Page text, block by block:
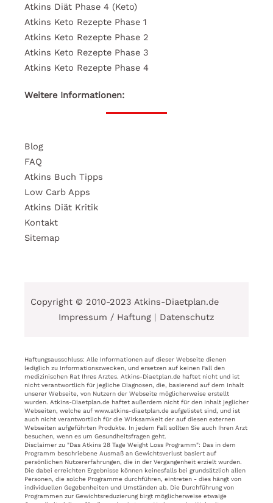
Atkins Diät Phase 4 (Keto)
Atkins Keto Rezepte Phase 1
Atkins Keto Rezepte Phase 2
Atkins Keto Rezepte Phase 3
Atkins Keto Rezepte Phase 4
Weitere Informationen:
Blog
FAQ
Atkins Buch Tipps
Low Carb Apps
Atkins Diät Kritik
Kontakt
Sitemap
Copyright © 2010-2023 Atkins-Diaetplan.de
Impressum / Haftung | Datenschutz
Haftungsausschluss: Alle Informationen auf dieser Webseite dienen
lediglich zu Informationszwecken, und ersetzen auf keinen Fall den
medizinischen Rat Ihres Arztes. Atkins-Diaetplan.de haftet nicht und ist
nicht verantwortlich für jegliche Diagnosen, die, basierend auf dem Inhalt
unserer Webseite, von Nutzern der Webseite möglicherweise erstellt
wurden. Atkins-Diaetplan.de haftet außerdem nicht für den Inhalt jeglicher
Webseiten, welche auf www.atkins-diaetplan.de aufgelistet sind, und ist
auch nicht verantwortlich für die Wirksamkeit der auf diesen externen
Webseiten aufgeführten Produkte. In jedem Fall sollten Sie auch Ihren Arzt
besuchen, wenn es um Gesundheitsfragen geht.
Disclaimer zu "Das Atkins 28 Tage Weight Loss Programm": Das in dem
Programm beschriebene Ausmaß an Gewichtsverlust basiert auf
persönlichen Nutzererfahrungen, die in der Vergangenheit erzielt wurden.
Die dabei erreichten Ergebnisse können keinesfalls bei grundsätzlich allen
Personen, die solche Programme durchführen, eintreten - dies hängt von
individuellen Gegebenheiten und Umständen ab. Die Durchführung von
Programmen zur Gewichtsreduzierung birgt möglicherweise etwaige